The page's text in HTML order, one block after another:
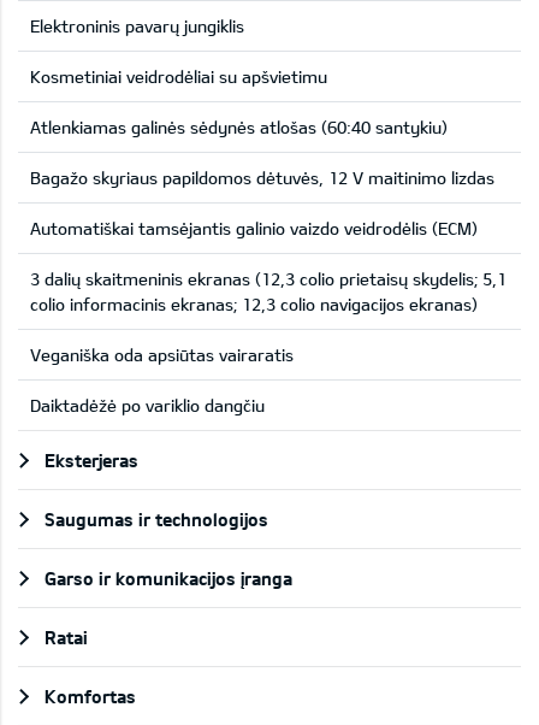
Elektroninis pavarų jungiklis
Kosmetiniai veidrodėliai su apšvietimu
Atlenkiamas galinės sėdynės atlošas (60:40 santykiu)
Bagažo skyriaus papildomos dėtuvės, 12 V maitinimo lizdas
Automatiškai tamsėjantis galinio vaizdo veidrodėlis (ECM)
3 dalių skaitmeninis ekranas (12,3 colio prietaisų skydelis; 5,1
colio informacinis ekranas; 12,3 colio navigacijos ekranas)
Veganiška oda apsiūtas vairaratis
Daiktadėžė po variklio dangčiu
Eksterjeras
Saugumas ir technologijos
Garso ir komunikacijos įranga
Ratai
Komfortas